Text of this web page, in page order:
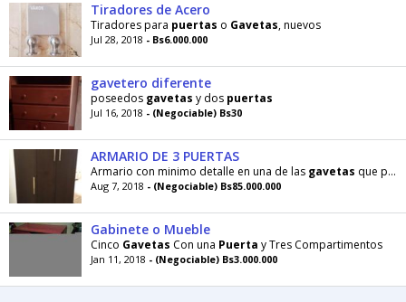
Tiradores de Acero
Tiradores para puertas o Gavetas, nuevos
Jul 28, 2018 - Bs6.000.000
gavetero diferente
poseedos gavetas y dos puertas
Jul 16, 2018 - (Negociable) Bs30
ARMARIO DE 3 PUERTAS
Armario con minimo detalle en una de las gavetas que puede resolverse con martillo y tornillo
Aug 7, 2018 - (Negociable) Bs85.000.000
Gabinete o Mueble
Cinco Gavetas Con una Puerta y Tres Compartimentos
Jan 11, 2018 - (Negociable) Bs3.000.000